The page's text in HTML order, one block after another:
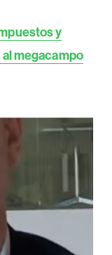
y
megacampo